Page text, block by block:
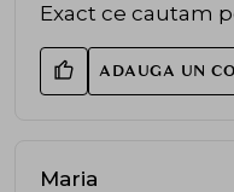
Exact ce cautam
ADAUGA UN
Maria